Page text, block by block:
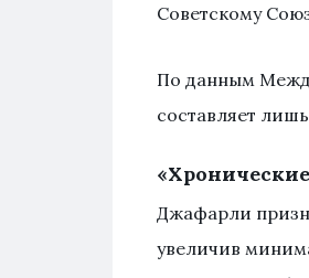
Советскому
По данным
составляет
Джафарли
увеличив